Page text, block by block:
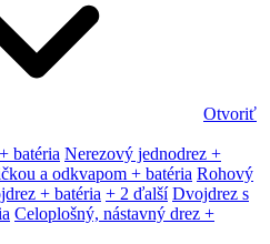
Otvoriť
batéria Nerezový jednodrez +
a odkvapom + batéria Rohový
+ batéria + 2 ďalší Dvojdrez s
Celoplošný, nástavný drez +